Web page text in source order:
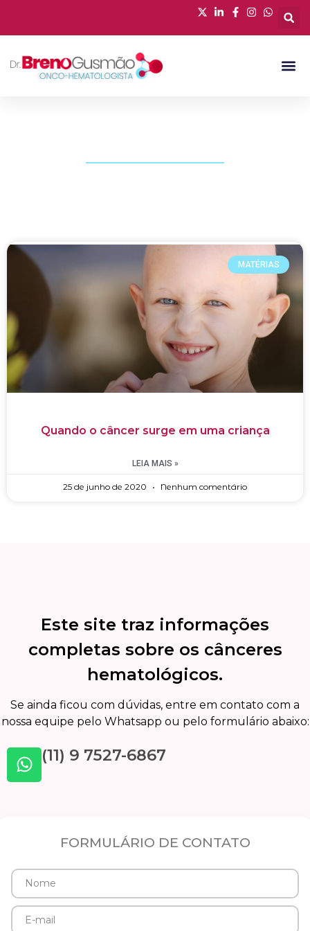
MATÉRIAS
Quando o câncer surge em uma criança
LEIA MAIS »
25 de junho de 2020 Nenhum comentário
Este site traz informações
completas sobre os cânceres
hematológicos.
Se ainda ficou com dúvidas, entre em contato com a
nossa equipe pelo Whatsapp ou pelo formulário abaixo:
(11) 9 7527-6867
FORMULÁRIO DE CONTATO
Nome